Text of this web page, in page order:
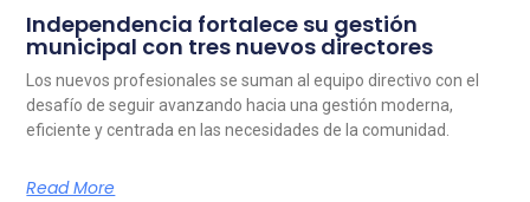
Independencia fortalece su gestión
municipal con tres nuevos directores
Los nuevos profesionales se suman al equipo directivo con el
desafío de seguir avanzando hacia una gestión moderna,
eficiente y centrada en las necesidades de la comunidad.
Read More